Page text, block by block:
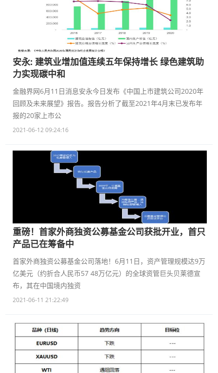
安永: 建筑业增加值连续五年保持增长 绿色建筑助
力实现碳中和
金融界网6月11日消息安永今日发布《中国上市建筑公司2020年
回顾及未来展望》报告。报告分析了截至2021年4月末已发布年
报的20家上市公
2021-06-12 09:24:16
重磅！首家外商独资公募基金公司获批开业，首只
产品已在筹备中
首家外商独资公募基金公司落地！6月11日，资产管理规模达9万
亿美元（约折合人民币57 48万亿元）的全球资管巨头贝莱德宣
布，其在中国境内独资
2021-06-11 21:22:49